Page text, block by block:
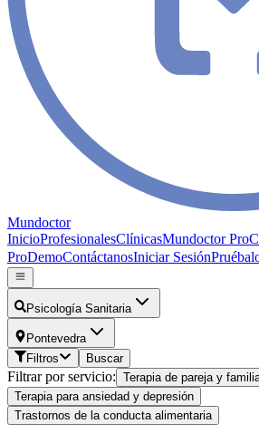
Mundoctor
InicioProfesionalesClínicasMundoctor Pro
ProDemoContáctanosIniciar Sesión
Psicología Sanitaria
Pontevedra
Filtros
Buscar
Filtrar por servicio: Terapia de pareja y
Terapia para ansiedad y depresión
Trastornos de la conducta alimentaria